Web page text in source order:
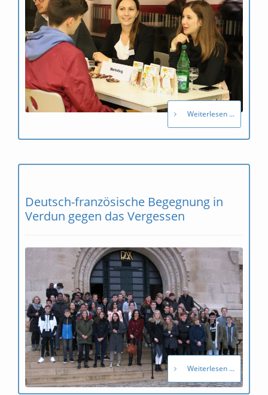
Weiterlesen ...
Deutsch-französische Begegnung in
Verdun gegen das Vergessen
Weiterlesen ...